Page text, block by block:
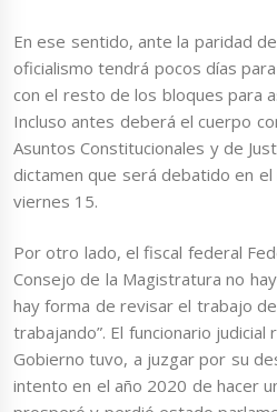
En ese sentido, ante la paridad
oficialismo tendrá pocos días
con el resto de los bloques para
Incluso antes deberá el cuerpo
Asuntos Constitucionales y de
dictamen que será debatido en
viernes 15.
Por otro lado, el fiscal federal
Consejo de la Magistratura no
hay forma de revisar el trabajo
trabajando”. El funcionario judicial
Gobierno tuvo, a juzgar por su
intento en el año 2020 de hacer